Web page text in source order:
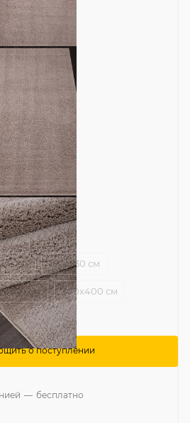
см 160x230 см
см 300x400 см
о поступлении
— бесплатно